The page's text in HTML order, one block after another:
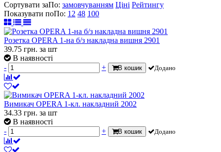
Сортувати заПо: замовчуванням Ціні Рейтингу
Показувати поПо: 12 48 100
Розетка OPERA 1-на б/з накладна вишня 2901
39.75 грн. за шт
В наявності
-
+ В кошик Додано
Вимикач OPERA 1-кл. накладний 2002
34.33 грн. за шт
В наявності
-
+ В кошик Додано